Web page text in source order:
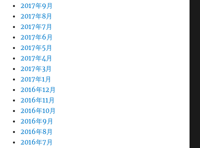
2017年9月
2017年8月
2017年7月
2017年6月
2017年5月
2017年4月
2017年3月
2017年1月
2016年12月
2016年11月
2016年10月
2016年9月
2016年8月
2016年7月